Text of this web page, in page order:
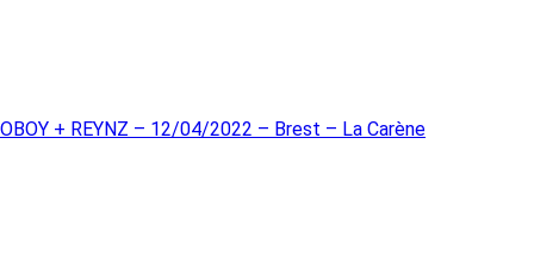
OBOY + REYNZ – 12/04/2022 – Brest – La Carène